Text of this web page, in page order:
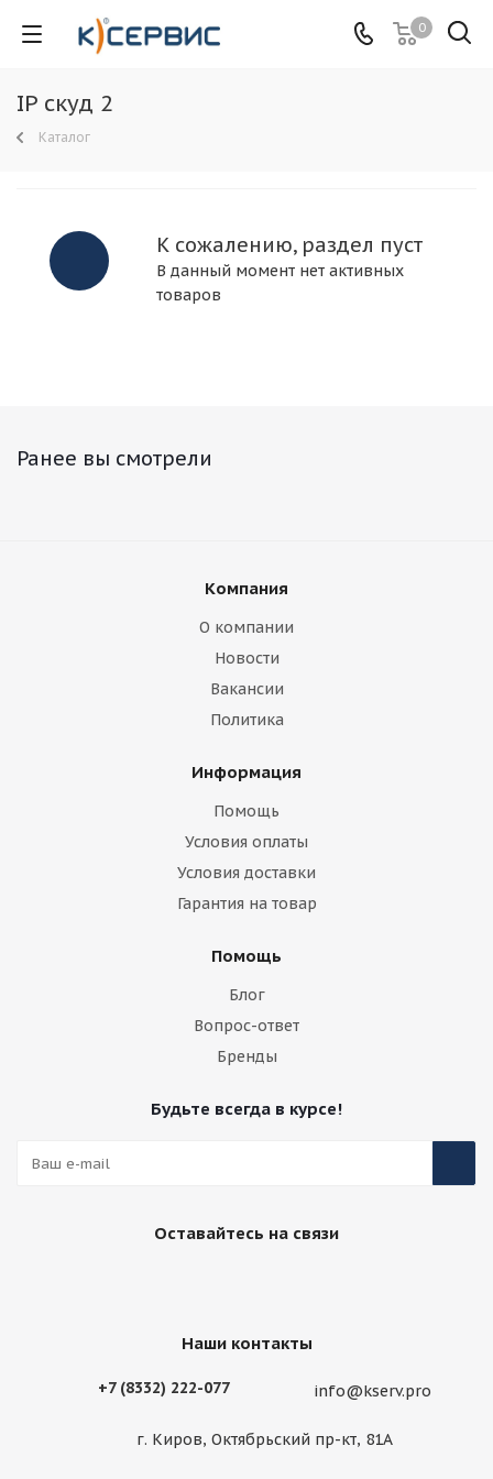
0
IP скуд 2
Каталог
К сожалению, раздел пуст
В данный момент нет активных
товаров
Ранее вы смотрели
Компания
О компании
Новости
Вакансии
Политика
Информация
Помощь
Условия оплаты
Условия доставки
Гарантия на товар
Помощь
Блог
Вопрос-ответ
Бренды
Будьте всегда в курсе!
Оставайтесь на связи
Наши контакты
+7 (8332) 222-077 info@kserv.pro
г. Киров, Октябрьский пр-кт, 81А